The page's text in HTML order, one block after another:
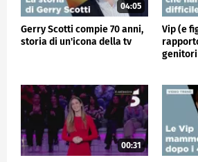
04:05
Gerry Scotti compie 70 anni,
storia di un'icona della tv
Vip (e
genitori
00:31